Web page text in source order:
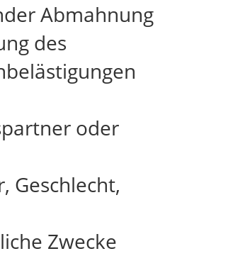
Abmahnung
des
oder
Geschlecht,
Zwecke